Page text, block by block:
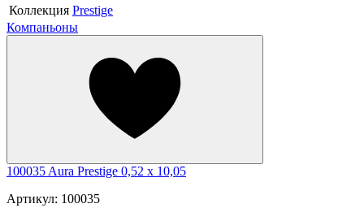
Коллекция Prestige
Компаньоны
100035 Aura Prestige 0,52 x 10,05
Артикул: 100035